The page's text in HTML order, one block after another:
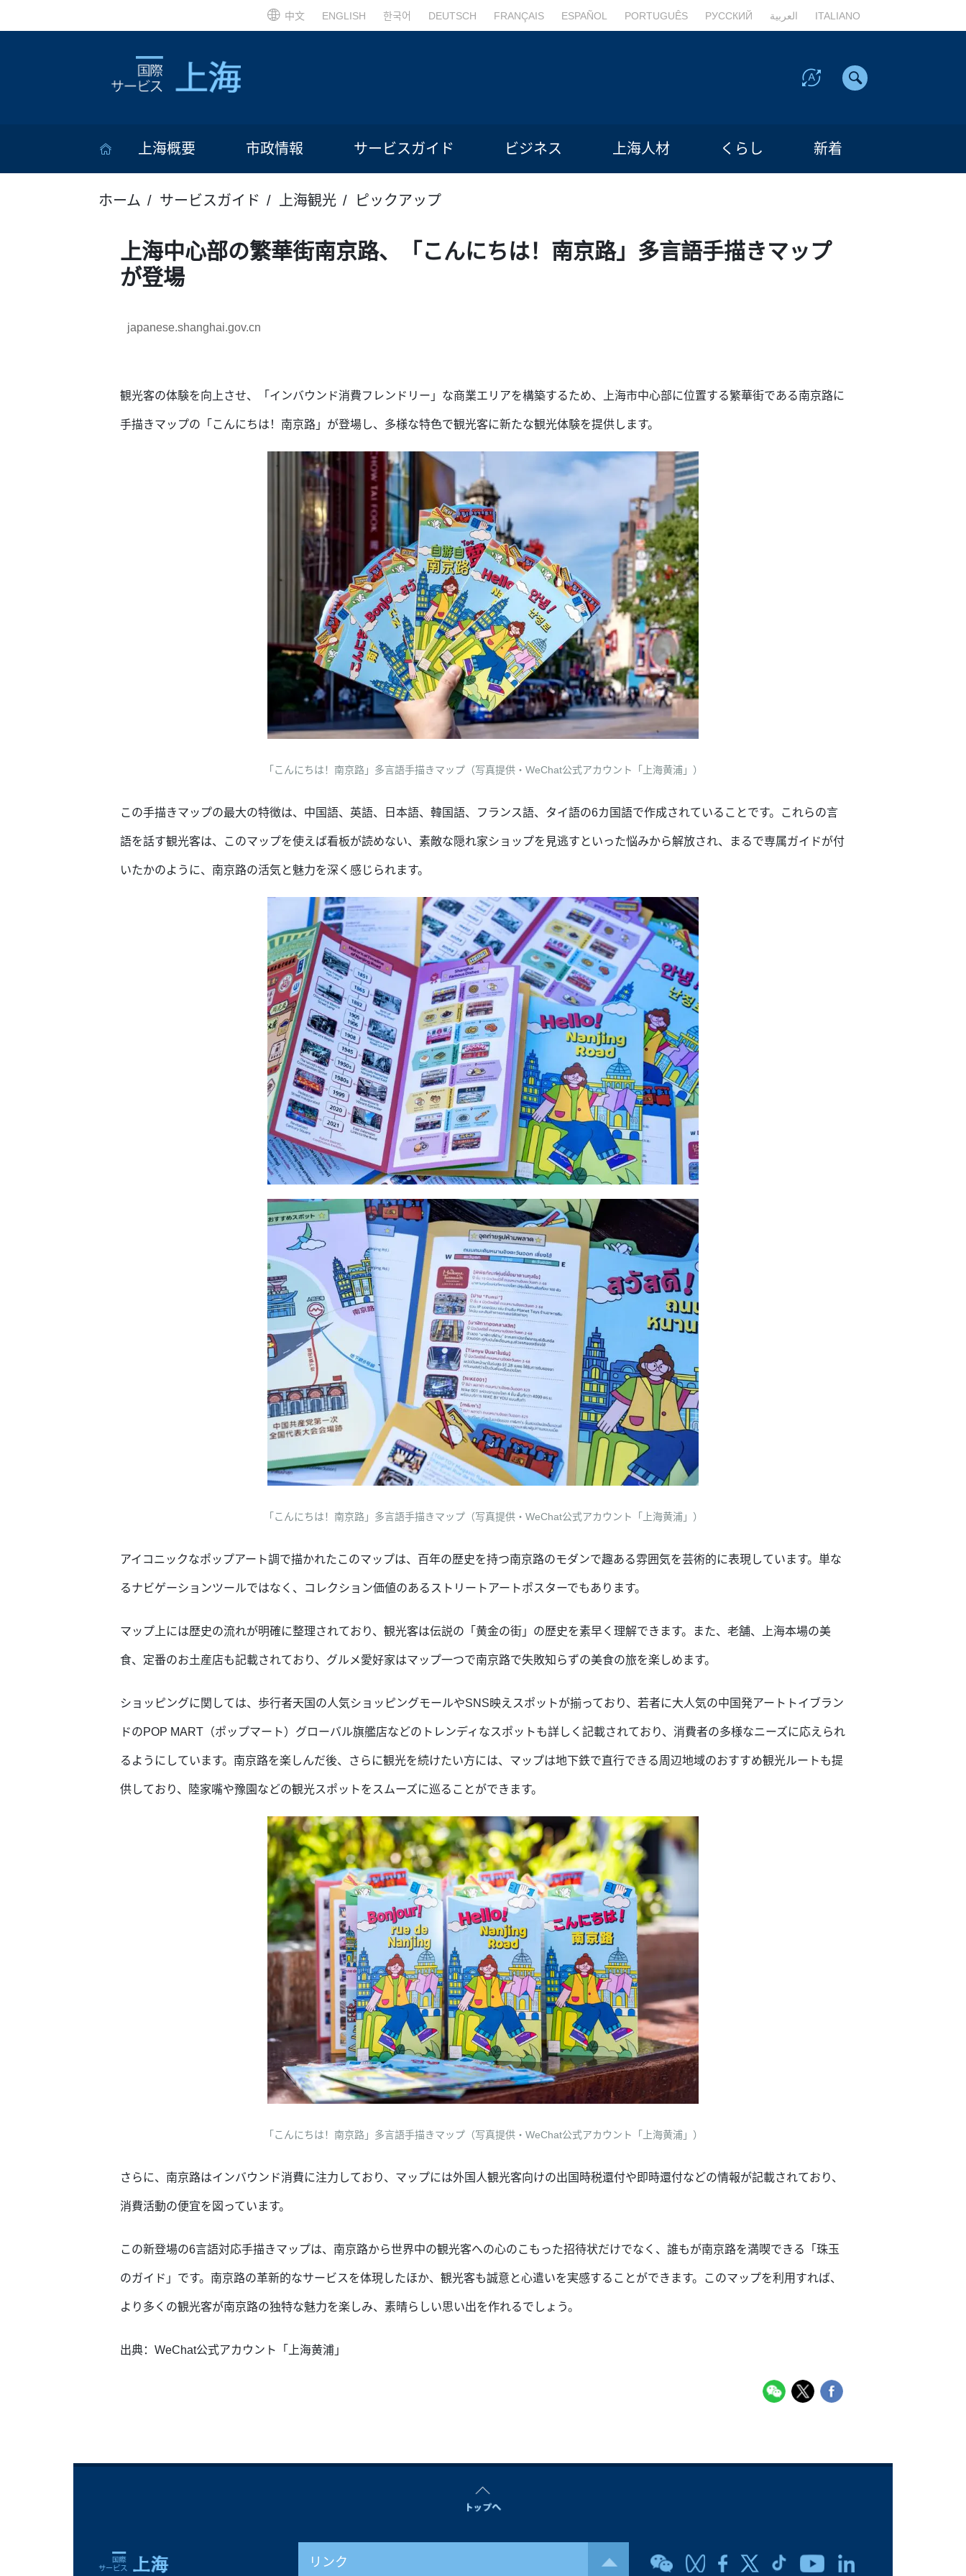
中文 ENGLISH 한국어 DEUTSCH FRANÇAIS ESPAÑOL PORTUGUÊS РУССКИЙ العربية ITALIANO
上海概要 市政情報 サービスガイド ビジネス 上海人材 くらし 新着
ホーム サービスガイド 上海観光 ピックアップ
上海中心部の繁華街南京路、「こんにちは！南京路」多言語手描きマップ
が登場
japanese.shanghai.gov.cn
観光客の体験を向上させ、「インバウンド消費フレンドリー」な商業エリアを構築するため、上海市中心部に位置する繁華街である南京路に
手描きマップの「こんにちは！南京路」が登場し、多様な特色で観光客に新たな観光体験を提供します。
「こんにちは！南京路」多言語手描きマップ（写真提供・WeChat公式アカウント「上海黄浦」）
この手描きマップの最大の特徴は、中国語、英語、日本語、韓国語、フランス語、タイ語の6カ国語で作成されていることです。これらの言
語を話す観光客は、このマップを使えば看板が読めない、素敵な隠れ家ショップを見逃すといった悩みから解放され、まるで専属ガイドが付
いたかのように、南京路の活気と魅力を深く感じられます。
「こんにちは！南京路」多言語手描きマップ（写真提供・WeChat公式アカウント「上海黄浦」）
アイコニックなポップアート調で描かれたこのマップは、百年の歴史を持つ南京路のモダンで趣ある雰囲気を芸術的に表現しています。単な
るナビゲーションツールではなく、コレクション価値のあるストリートアートポスターでもあります。
マップ上には歴史の流れが明確に整理されており、観光客は伝説の「黄金の街」の歴史を素早く理解できます。また、老舗、上海本場の美
食、定番のお土産店も記載されており、グルメ愛好家はマップ一つで南京路で失敗知らずの美食の旅を楽しめます。
ショッピングに関しては、歩行者天国の人気ショッピングモールやSNS映えスポットが揃っており、若者に大人気の中国発アートトイブラン
ドのPOP MART（ポップマート）グローバル旗艦店などのトレンディなスポットも詳しく記載されており、消費者の多様なニーズに応えられ
るようにしています。南京路を楽しんだ後、さらに観光を続けたい方には、マップは地下鉄で直行できる周辺地域のおすすめ観光ルートも提
供しており、陸家嘴や豫園などの観光スポットをスムーズに巡ることができます。
「こんにちは！南京路」多言語手描きマップ（写真提供・WeChat公式アカウント「上海黄浦」）
さらに、南京路はインバウンド消費に注力しており、マップには外国人観光客向けの出国時税還付や即時還付などの情報が記載されており、
消費活動の便宜を図っています。
この新登場の6言語対応手描きマップは、南京路から世界中の観光客への心のこもった招待状だけでなく、誰もが南京路を満喫できる「珠玉
のガイド」です。南京路の革新的なサービスを体現したほか、観光客も誠意と心遣いを実感することができます。このマップを利用すれば、
より多くの観光客が南京路の独特な魅力を楽しみ、素晴らしい思い出を作れるでしょう。
出典：WeChat公式アカウント「上海黄浦」
リンク